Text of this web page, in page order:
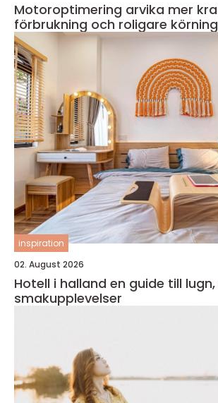
Motoroptimering arvika mer kraft, lägre
förbrukning och roligare körning
inspiration
02. August 2026
Hotell i halland en guide till lugn, natur och
smakupplevelser